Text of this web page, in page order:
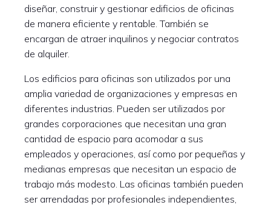
diseñar, construir y gestionar edificios de oficinas
de manera eficiente y rentable. También se
encargan de atraer inquilinos y negociar contratos
de alquiler.
Los edificios para oficinas son utilizados por una
amplia variedad de organizaciones y empresas en
diferentes industrias. Pueden ser utilizados por
grandes corporaciones que necesitan una gran
cantidad de espacio para acomodar a sus
empleados y operaciones, así como por pequeñas y
medianas empresas que necesitan un espacio de
trabajo más modesto. Las oficinas también pueden
ser arrendadas por profesionales independientes,